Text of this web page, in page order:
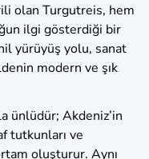
olan Turgutreis, hem
ilgi gösterdiği bir
yürüyüş yolu, sanat
modern ve şık
ünlüdür; Akdeniz’in
tutkunları ve
oluşturur. Aynı